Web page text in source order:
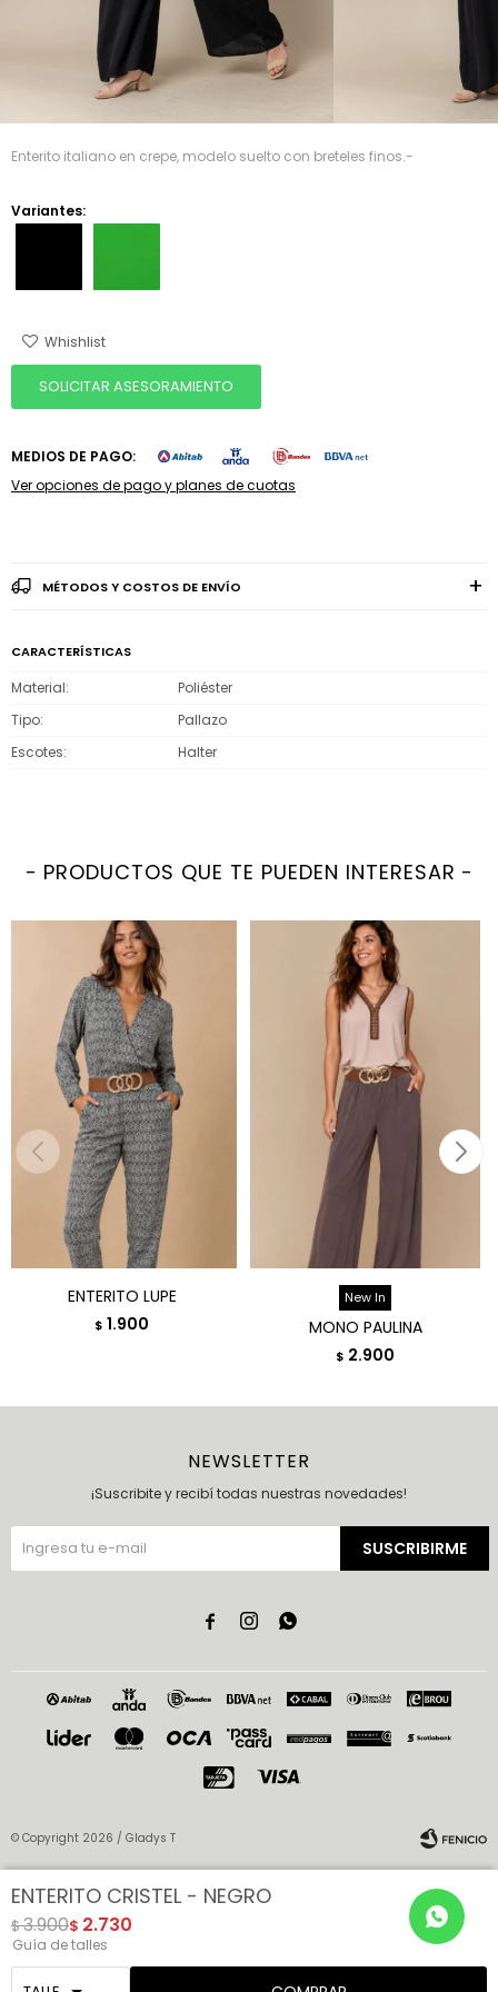
Enterito italiano en crepe, modelo suelto con breteles finos.-
Variantes:
SOLICITAR ASESORAMIENTO
ENTERITO CRISTEL - NEGRO
$ 2.730
$3.900
Guía de talles
MEDIOS DE PAGO:
Ver opciones de pago y planes de cuotas
MÉTODOS Y COSTOS DE ENVÍO
CARACTERÍSTICAS
Material
Poliéster
Tipo
Pallazo
Escotes
Halter
PRODUCTOS QUE TE PUEDEN INTERESAR
ENTERITO LUPE
$ 1.900
New In
MONO PAULINA
$ 2.900
NEWSLETTER
¡Suscribite y recibí todas nuestras novedades!
SUSCRIBIRME
  
© Copyright 2026 / Gladys T